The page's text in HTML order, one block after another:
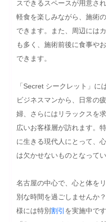
スできるスペースが用意さ
軽食を楽しみながら、施術
できます。また、周辺には
も多く、施術前後に食事や
できます。
「Secret シークレット」に
ビジネスマンから、日常の
婦、さらにはリラックスを
広いお客様層が訪れます。
に生きる現代人にとって、
は欠かせないものとなってい
名古屋の中心で、心と体を
別な時間を過ごしませんか
様には特別割引 を実施中で